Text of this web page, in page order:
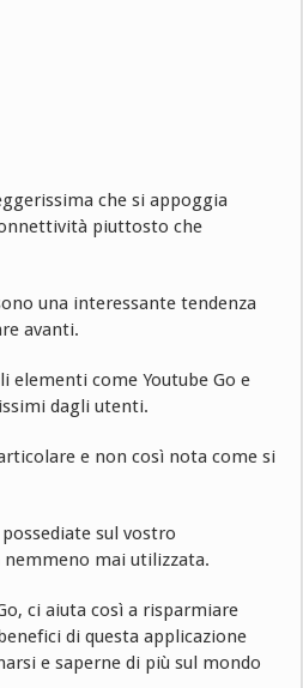
che si appoggia
piuttosto che
una interessante tendenza
avanti.
elementi come Youtube Go e
dagli utenti.
e non così nota come si
sul vostro
mai utilizzata.
ci aiuta così a risparmiare
di questa applicazione
e saperne di più sul mondo